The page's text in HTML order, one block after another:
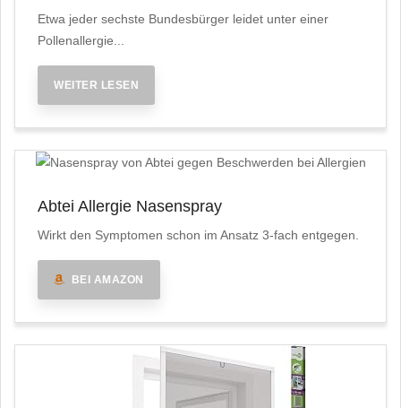
Etwa jeder sechste Bundesbürger leidet unter einer
Pollenallergie...
WEITER LESEN
Abtei Allergie Nasenspray
Wirkt den Symptomen schon im Ansatz 3-fach entgegen.
BEI AMAZON